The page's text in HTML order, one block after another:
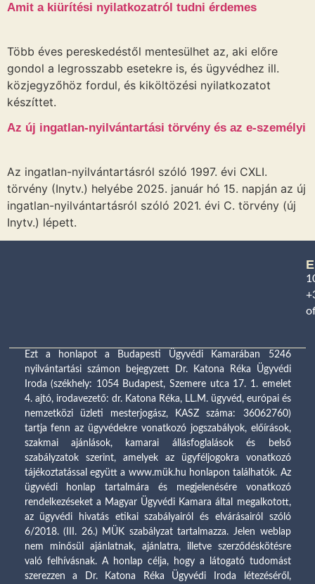
Amit a kiürítési nyilatkozatról tudni érdemes
Több éves pereskedéstől mentesülhet az, aki előre
gondol a legrosszabb esetekre is, és ügyvédhez ill.
közjegyzőhöz fordul, és kiköltözési nyilatkozatot
készíttet.
Az új ingatlan-nyilvántartási törvény és az e-személyi
Az ingatlan-nyilvántartásról szóló 1997. évi CXLI.
törvény (Inytv.) helyébe 2025. január hó 15. napján az új
ingatlan-nyilvántartásról szóló 2021. évi C. törvény (új
Inytv.) lépett.
Ezt a honlapot a Budapesti Ügyvédi Kamarában 5246
nyilvántartási számon bejegyzett Dr. Katona Réka Ügyvédi
Iroda (székhely: 1054 Budapest, Szemere utca 17. 1. emelet
4. ajtó, irodavezető: dr. Katona Réka, LL.M. ügyvéd, európai és
nemzetközi üzleti mesterjogász, KASZ száma: 36062760)
tartja fenn az ügyvédekre vonatkozó jogszabályok, előírások,
szakmai ajánlások, kamarai állásfoglalások és belső
szabályzatok szerint, amelyek az ügyféljogokra vonatkozó
tájékoztatással együtt a www.mük.hu honlapon találhatók. Az
ügyvédi honlap tartalmára és megjelenésére vonatkozó
rendelkezéseket a Magyar Ügyvédi Kamara által megalkotott,
az ügyvédi hivatás etikai szabályairól és elvárásairól szóló
6/2018. (III. 26.) MÜK szabályzat tartalmazza. Jelen weblap
nem minősül ajánlatnak, ajánlatra, illetve szerződéskötésre
való felhívásnak. A honlap célja, hogy a látogató tudomást
szerezzen a Dr. Katona Réka Ügyvédi Iroda létezéséről,